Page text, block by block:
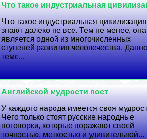
Что такое индустриальная
Что такое индустриальная цивилизация
знают далеко не все. Тем не менее, она
является одной из многочисленных
ступеней развития человечества.
теме...
Английской мудрости пост
У каждого народа имеется своя
Чего только стоят русские народные
поговорки, которые поражают своей
точностью, меткостью и удивительной...